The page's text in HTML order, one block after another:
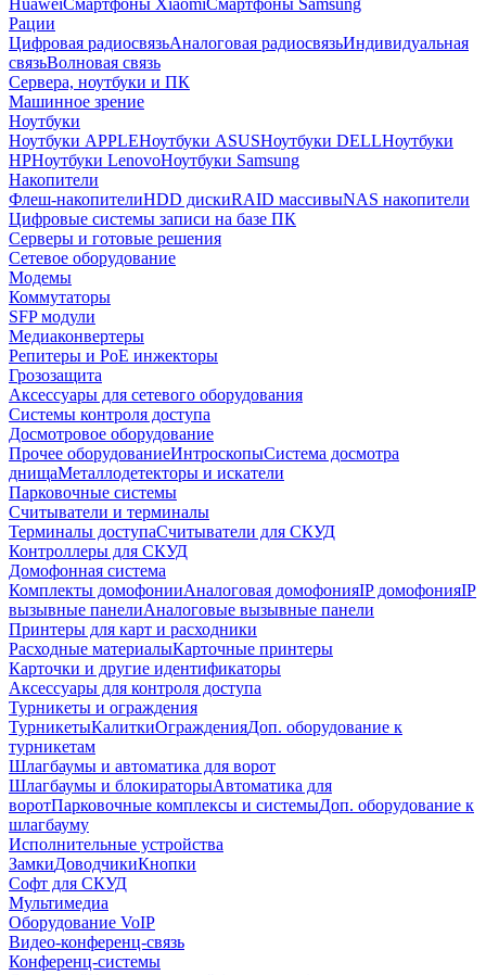
HuaweiСмартфоны XiaomiСмартфоны Samsung
Рации
Цифровая радиосвязьАналоговая радиосвязьИндивидуальная
связьВолновая связь
Сервера, ноутбуки и ПК
Машинное зрение
Ноутбуки
Ноутбуки APPLEНоутбуки ASUSНоутбуки DELLНоутбуки
HPНоутбуки LenovoНоутбуки Samsung
Накопители
Флеш-накопителиHDD дискиRAID массивыNAS накопители
Цифровые системы записи на базе ПК
Серверы и готовые решения
Сетевое оборудование
Модемы
Коммутаторы
SFP модули
Медиаконвертеры
Репитеры и PoE инжекторы
Грозозащита
Аксессуары для сетевого оборудования
Системы контроля доступа
Досмотровое оборудование
Прочее оборудованиеИнтроскопыСистема досмотра
днищаМеталлодетекторы и искатели
Парковочные системы
Считыватели и терминалы
Терминалы доступаСчитыватели для СКУД
Контроллеры для СКУД
Домофонная система
Комплекты домофонииАналоговая домофонияIP домофонияIP
вызывные панелиАналоговые вызывные панели
Принтеры для карт и расходники
Расходные материалыКарточные принтеры
Карточки и другие идентификаторы
Аксессуары для контроля доступа
Турникеты и ограждения
ТурникетыКалиткиОгражденияДоп. оборудование к
турникетам
Шлагбаумы и автоматика для ворот
Шлагбаумы и блокираторыАвтоматика для
воротПарковочные комплексы и системыДоп. оборудование к
шлагбауму
Исполнительные устройства
ЗамкиДоводчикиКнопки
Софт для СКУД
Мультимедиа
Оборудование VoIP
Видео-конференц-связь
Конференц-системы